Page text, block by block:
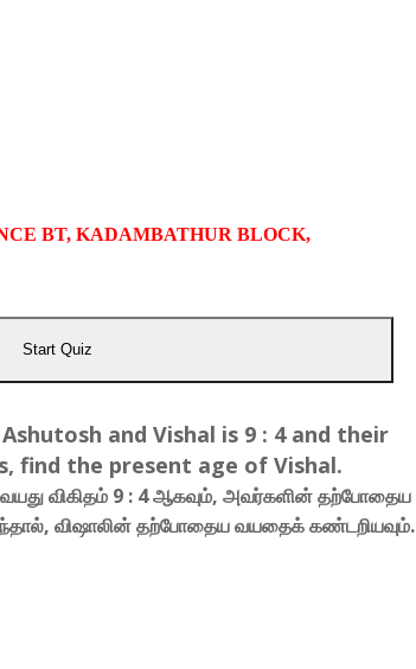
BT, KADAMBATHUR BLOCK,
Start Quiz
and Vishal is 9 : 4 and their
find the present age of Vishal.
விகிதம் 9 : 4 ஆகவும், அவர்களின் தற்போதைய
விஷாலின் தற்போதைய வயதைக் கண்டறியவும்.